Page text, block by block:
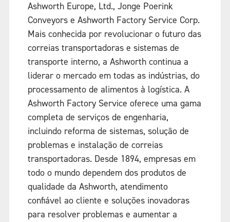
Ashworth Europe, Ltd., Jonge Poerink
Conveyors e Ashworth Factory Service Corp.
Mais conhecida por revolucionar o futuro das
correias transportadoras e sistemas de
transporte interno, a Ashworth continua a
liderar o mercado em todas as indústrias, do
processamento de alimentos à logística. A
Ashworth Factory Service oferece uma gama
completa de serviços de engenharia,
incluindo reforma de sistemas, solução de
problemas e instalação de correias
transportadoras. Desde 1894, empresas em
todo o mundo dependem dos produtos de
qualidade da Ashworth, atendimento
confiável ao cliente e soluções inovadoras
para resolver problemas e aumentar a